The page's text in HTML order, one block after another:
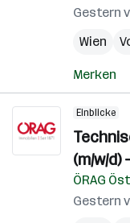
Gestern
Wien
Merken
Einblicke
(m/w/d)
ÖRAG
Gestern